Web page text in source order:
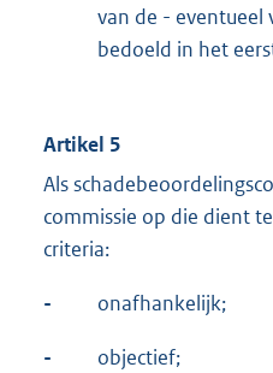
van de -
bedoeld in het
Artikel 5
Als
commissie op die dient
criteria:
- onafhankelijk;
- objectief;